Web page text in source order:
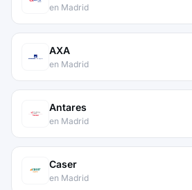
en Madrid
AXA
en Madrid
Antares
en Madrid
Caser
en Madrid